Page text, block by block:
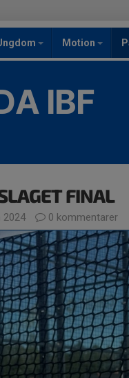
Motion
IBF
FINAL
2024 0 kommentarer